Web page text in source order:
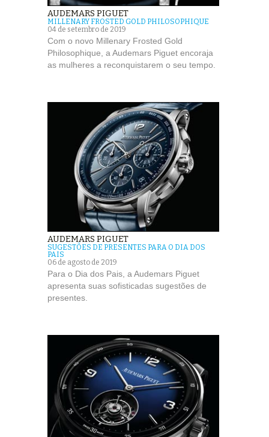
AUDEMARS PIGUET
MILLENARY FROSTED GOLD PHILOSOPHIQUE
04 de setembro de 2019
Com o novo Millenary Frosted Gold
Philosophique, a Audemars Piguet encoraja
as mulheres a reconquistarem o seu tempo.
AUDEMARS PIGUET
SUGESTÕES DE PRESENTES PARA O DIA DOS
PAIS
06 de agosto de 2019
Para o Dia dos Pais, a Audemars Piguet
apresenta suas sofisticadas sugestões de
presentes.